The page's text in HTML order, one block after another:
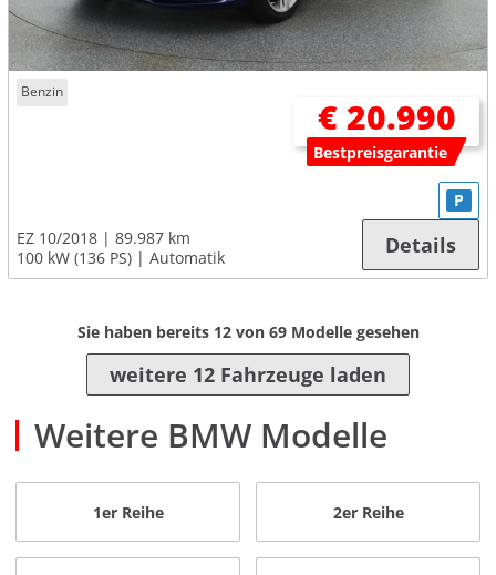
Benzin
€ 20.990
Bestpreisgarantie
EZ 10/2018
89.987 km
100 kW (136 PS)
Automatik
P
Details
Sie haben bereits 12von 69Modelle gesehen
weitere 12 Fahrzeuge laden
Weitere BMW Modelle
1er Reihe 2er Reihe